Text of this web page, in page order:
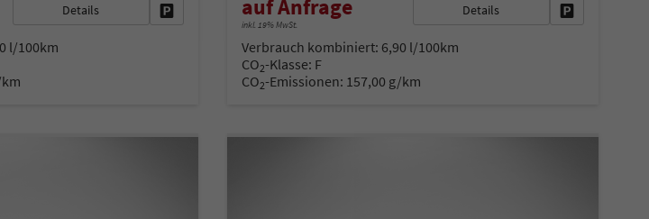
Details Fahrzeug parken
l/100km
auf Anfrage
inkl. 19% MwSt.
Details Fahrzeug
Verbrauch kombiniert: 6,90 l/100km
CO2-Klasse: F
CO2-Emissionen: 157,00 g/km